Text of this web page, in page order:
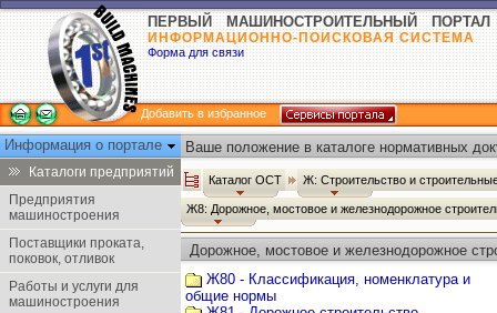
ПЕРВЫЙ МАШИНОСТРОИТЕЛЬНЫЙ ПОРТАЛ
ИНФОРМАЦИОННО-ПОИСКОВАЯ СИСТЕМА
Форма для связи
Добавить в избранное
Информация о портале
Каталоги предприятий
Предприятия
машиностроения
Поставщики проката,
поковок, отливок
Работы и услуги для
машиностроения
Ваше положение в каталоге нормативных
Каталог ОСТ Ж: Строительство и
Ж8: Дорожное, мостовое и железнодорожное
Дорожное, мостовое и железнодорожное
Ж80 - Классификация, номенклатура и
общие нормы